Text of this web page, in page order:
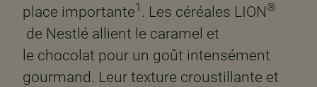
place importante1 . Les céréales LION®
de Nestlé allient le caramel et
le chocolat pour un goût intensément
gourmand. Leur texture croustillante et